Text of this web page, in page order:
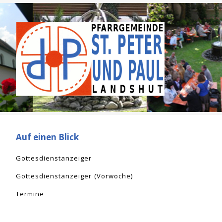
Auf einen Blick
Gottesdienstanzeiger
Gottesdienstanzeiger (Vorwoche)
Termine